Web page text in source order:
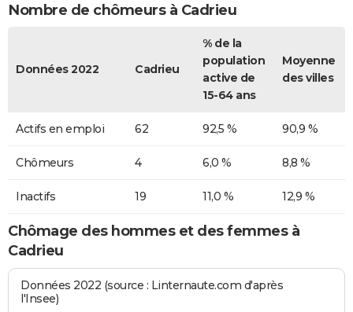
Nombre de chômeurs à Cadrieu
Données 2022 Cadrieu
% de la
population
active de
15-64 ans
Moyenne
des villes
Actifs en emploi 62 92,5 % 90,9 %
Chômeurs 4 6,0 % 8,8 %
Inactifs 19 11,0 % 12,9 %
Chômage des hommes et des femmes à
Cadrieu
Données 2022 (source : Linternaute.com d'après
l'Insee)